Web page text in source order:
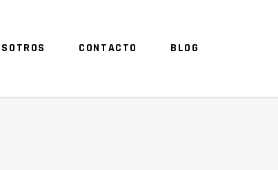
CONTACTO BLOG
TU CARRITO